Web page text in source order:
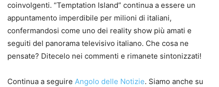
coinvolgenti. “Temptation Island” continua a essere un
appuntamento imperdibile per milioni di italiani,
confermandosi come uno dei reality show più amati e
seguiti del panorama televisivo italiano. Che cosa ne
pensate? Ditecelo nei commenti e rimanete sintonizzati!
Continua a seguire Angolo delle Notizie. Siamo anche su